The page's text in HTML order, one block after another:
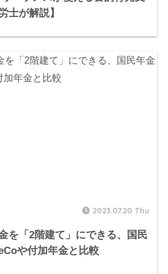
士が解説】
2023.07.20 Thu
を「2階建て」にできる、国民
や付加年金と比較